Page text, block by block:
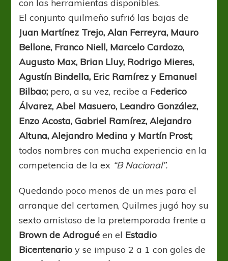
con las herramientas disponibles.
El conjunto quilmeño sufrió las bajas de
Juan Martínez Trejo, Alan Ferreyra, Mauro
Bellone, Franco Niell, Marcelo Cardozo,
Augusto Max, Brian Lluy, Rodrigo Mieres,
Agustín Bindella, Eric Ramírez y Emanuel
Bilbao; pero, a su vez, recibe a Federico
Álvarez, Abel Masuero, Leandro González,
Enzo Acosta, Gabriel Ramírez, Alejandro
Altuna, Alejandro Medina y Martín Prost;
todos nombres con mucha experiencia en la
competencia de la ex “B Nacional”.
Quedando poco menos de un mes para el
arranque del certamen, Quilmes jugó hoy su
sexto amistoso de la pretemporada frente a
Brown de Adroguéen el Estadio
Bicentenario y se impuso 2 a 1 con goles de